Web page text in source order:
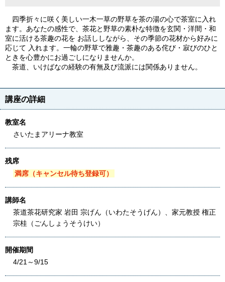
四季折々に咲く美しい一木一草の野草を茶の湯の心で茶室に入れ
ます。あなたの感性で、茶花と野草の素朴な特徴を玄関・洋間・和
室に活ける茶趣の花を お話ししながら、その季節の花材から好みに
応じて 入れます。一輪の野草で雅趣・茶趣のある侘び・寂びのひと
ときを心豊かにお過ごしになりませんか。
茶道、いけばなの経験の有無及び流派には関係ありません。
講座の詳細
教室名
さいたまアリーナ教室
残席
満席（キャンセル待ち登録可）
講師名
茶道茶花研究家 岩田 宗げん（いわたそうげん）、家元教授 権正
宗桂（ごんしょうそうけい）
開催期間
4/21～9/15